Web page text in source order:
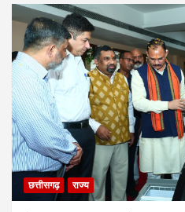
छत्तीसगढ़ राज्य